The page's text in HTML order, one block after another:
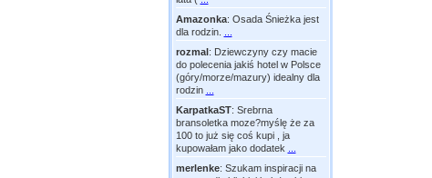
Amazonka: Osada Śnieżka jest
dla rodzin.
rozmal: Dziewczyny czy macie
do polecenia jakiś hotel w Polsce
(góry/morze/mazury) idealny dla
rodzin
KarpatkaST: Srebrna
bransoletka moze?myślę że za
100 to już się coś kupi , ja
kupowałam jako dodatek
merlenke: Szukam inspiracji na